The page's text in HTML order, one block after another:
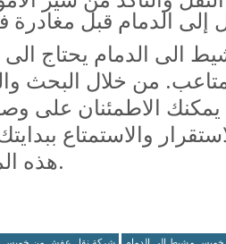
الى الدمام يحتاج
من خلال البحث
يمكنك الاطمئنان على
والاستمتاع
هذه المدينة الحيوية.